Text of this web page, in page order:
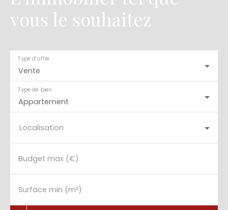
vous le souhaitez
Vente
Type d'offre
Appartement
Type de bien
Localisation
Budget max (€)
Surface min (m²)